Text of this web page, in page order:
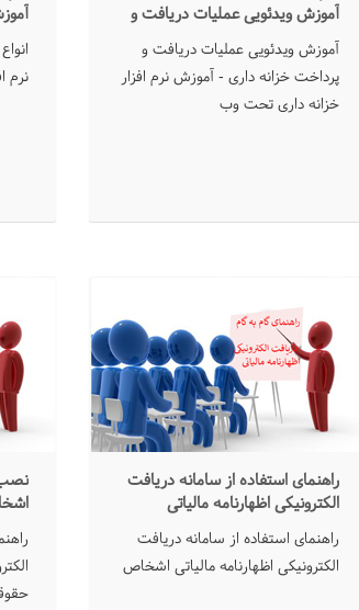
آموزش ویدئویی عملیات دریافت و
پرداخت
آموزش ویدئویی عملیات دریافت و
پرداخت خزانه داری - آموزش نرم افزار
خزانه داری تحت وب
نرم
راهنمای استفاده از سامانه دریافت
الکترونیکی اظهارنامه مالیاتی
راهنمای استفاده از سامانه دریافت
الکترونیکی اظهارنامه مالیاتی اشخاص
نصب